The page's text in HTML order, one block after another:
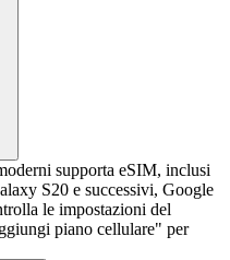
supporta eSIM, inclusi
S20 e successivi, Google
le impostazioni del
piano cellulare" per